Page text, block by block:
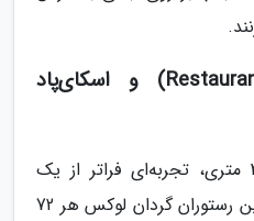
رستوران 360 (360 Restaurant) و اسکای‌پاد
رستوران 360 در ارتفاع 351 متری، تجربه‌ای فراتر از یک
وعده غذایی ارائه می‌دهد. این رستوران گردان لوکس هر 72